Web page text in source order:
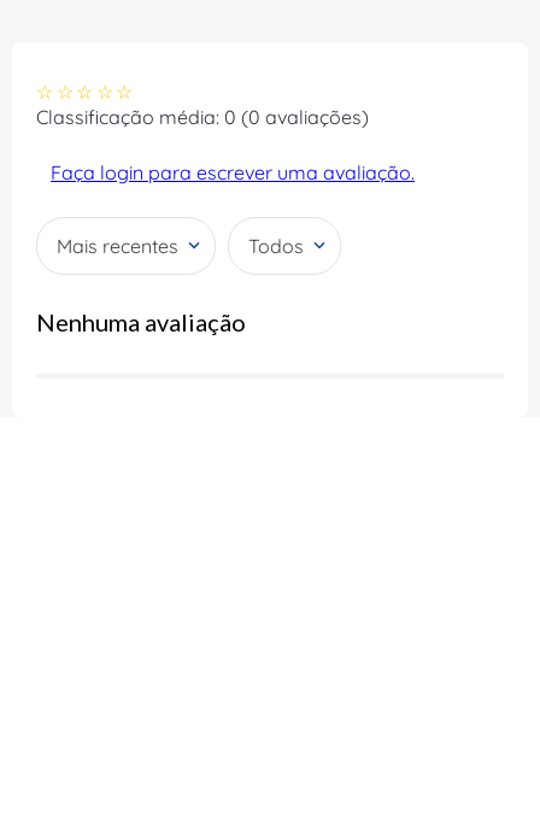
☆ ☆ ☆ ☆ ☆
Classificação média: 0 (0 avaliações)
Faça login para escrever uma avaliação.
Mais recentes Todos
Nenhuma avaliação